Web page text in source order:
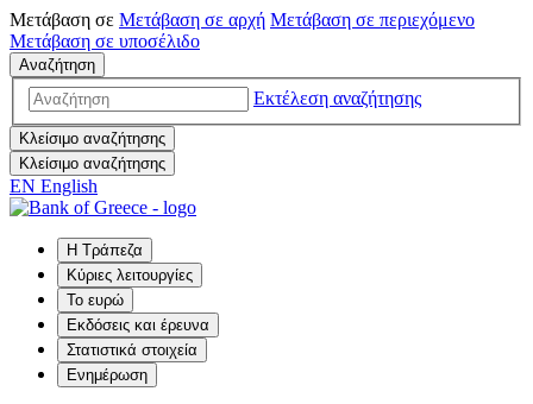
Μετάβαση σε Μετάβαση σε αρχή Μετάβαση σε περιεχόμενο
Μετάβαση σε υποσέλιδο
Αναζήτηση
Εκτέλεση αναζήτησης
Κλείσιμο αναζήτησης
Κλείσιμο αναζήτησης
EN English
Η Τράπεζα
Κύριες λειτουργίες
Το ευρώ
Εκδόσεις και έρευνα
Στατιστικά στοιχεία
Ενημέρωση